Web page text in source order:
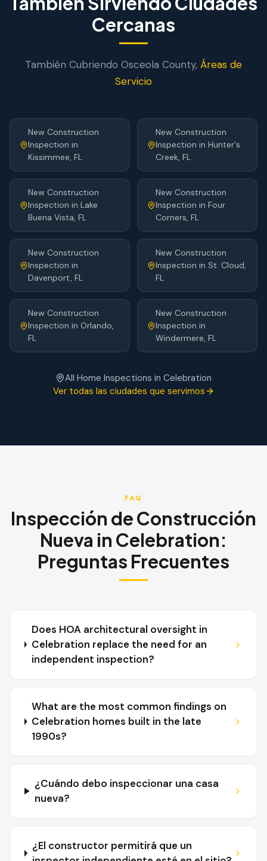
Cercanas
También Cubriendo Osceola County, Áreas de
Servicio
New Construction
Inspection in
Kissimmee, FL
New Construction
Inspection in Hunter's
Creek, FL
New Construction
Inspection in Lake
Buena Vista, FL
New Construction
Inspection in Four
Corners, FL
New Construction
Inspection in
Davenport, FL
New Construction
Inspection in St. Cloud,
FL
New Construction
Inspection in Orlando,
FL
New Construction
Inspection in
Windermere, FL
All Home Inspections in Celebration
Ver todas las ciudades que servimos
FAQ
Inspección de Construcción
Nueva in Celebration:
Preguntas Frecuentes
Does HOA architectural oversight in
Celebration replace the need for an
independent inspection?
What are the most common findings on
Celebration homes built in the late
1990s?
¿Cuándo debo inspeccionar una casa
nueva?
¿El constructor permitirá que un